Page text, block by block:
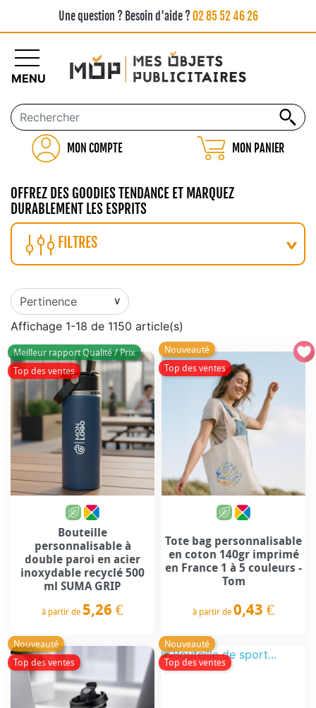
Une question ? Besoin d'aide ?02 85 52 46 26
MON COMPTE MON PANIER
MENU
OFFREZ DES GOODIES TENDANCE ET MARQUEZ
DURABLEMENT LES ESPRITS
FILTRES
Affichage 1-18 de 1150 article(s)
Meilleur rapport Qualité / Prix
Top des ventes
Bouteille
personnalisable à
double paroi en acier
inoxydable recyclé 500
ml SUMA GRIP
à partir de 5,26 €
Nouveauté
Top des ventes
Tote bag personnalisable
en coton 140gr imprimé
en France 1 à 5 couleurs -
Tom
à partir de 0,43 €
Nouveauté
Top des ventes
Nouveauté
Top des ventes